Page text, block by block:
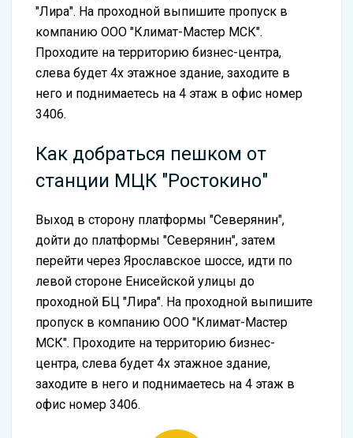
"Лира". На проходной выпишите пропуск в
компанию ООО "Климат-Мастер МСК".
Проходите на территорию бизнес-центра,
слева будет 4х этажное здание, заходите в
него и поднимаетесь на 4 этаж в офис номер
3406.
Как добраться пешком от
станции МЦК "Ростокино"
Выход в сторону платформы "Северянин",
дойти до платформы "Северянин", затем
перейти через Ярославское шоссе, идти по
левой стороне Енисейской улицы до
проходной БЦ "Лира". На проходной выпишите
пропуск в компанию ООО "Климат-Мастер
МСК". Проходите на территорию бизнес-
центра, слева будет 4х этажное здание,
заходите в него и поднимаетесь на 4 этаж в
офис номер 3406.